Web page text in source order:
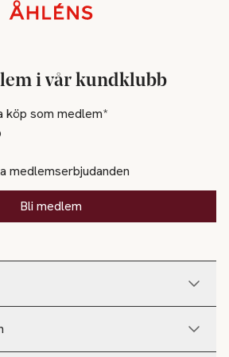
i vår kundklubb
köp som medlem*
medlemserbjudanden
Bli medlem